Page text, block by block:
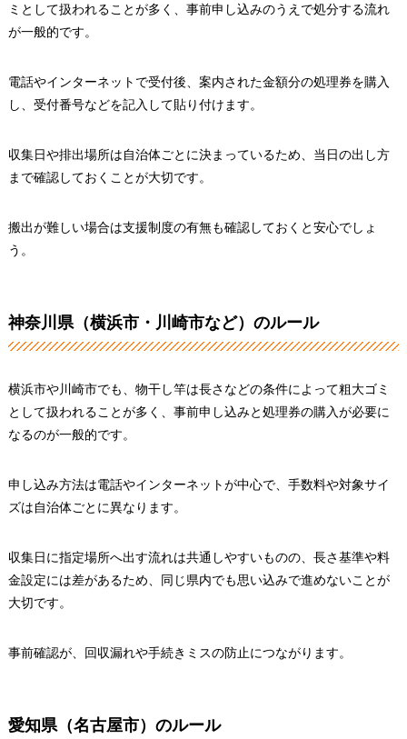
ミとして扱われることが多く、事前申し込みのうえで処分する流れ
が一般的です。
電話やインターネットで受付後、案内された金額分の処理券を購入
し、受付番号などを記入して貼り付けます。
収集日や排出場所は自治体ごとに決まっているため、当日の出し方
まで確認しておくことが大切です。
搬出が難しい場合は支援制度の有無も確認しておくと安心でしょ
う。
神奈川県（横浜市・川崎市など）のルール
横浜市や川崎市でも、物干し竿は長さなどの条件によって粗大ゴミ
として扱われることが多く、事前申し込みと処理券の購入が必要に
なるのが一般的です。
申し込み方法は電話やインターネットが中心で、手数料や対象サイ
ズは自治体ごとに異なります。
収集日に指定場所へ出す流れは共通しやすいものの、長さ基準や料
金設定には差があるため、同じ県内でも思い込みで進めないことが
大切です。
事前確認が、回収漏れや手続きミスの防止につながります。
愛知県（名古屋市）のルール